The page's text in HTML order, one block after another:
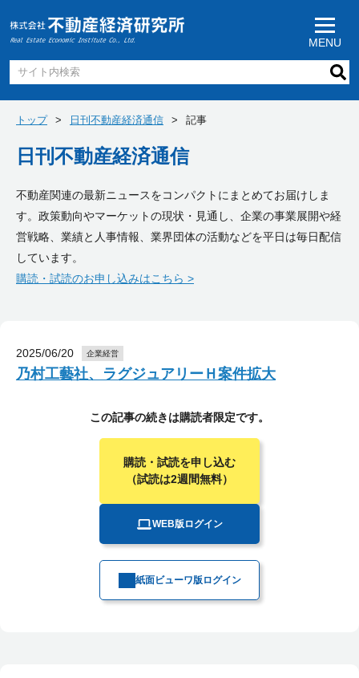
MENU
トップ 日刊不動産経済通信 記事
日刊不動産経済通信
不動産関連の最新ニュースをコンパクトにまとめてお届けしま
す。政策動向やマーケットの現状・見通し、企業の事業展開や経
営戦略、業績と人事情報、業界団体の活動などを平日は毎日配信
しています。
購読・試読のお申し込みはこちら >
2025/06/20 企業経営
乃村工藝社、ラグジュアリーＨ案件拡大
この記事の続きは購読者限定です。
購読・試読を申し込む
（試読は2週間無料）
WEB版ログイン
紙面ビューワ版ログイン